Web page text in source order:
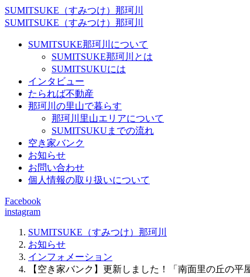
SUMITSUKE（すみつけ）那珂川
SUMITSUKE（すみつけ）那珂川
SUMITSUKE那珂川について
SUMITSUKE那珂川とは
SUMITSUKUには
インタビュー
たられば不動産
那珂川の里山で暮らす
那珂川里山エリアについて
SUMITSUKUまでの流れ
空き家バンク
お知らせ
お問い合わせ
個人情報の取り扱いについて
Facebook
instagram
SUMITSUKE（すみつけ）那珂川
お知らせ
インフォメーション
【空き家バンク】更新しました！「南面里の丘の平